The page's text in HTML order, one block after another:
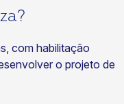
com habilitação
o projeto de